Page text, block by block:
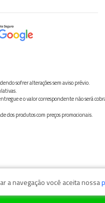
sofrer alterações sem aviso prévio.
e o valor correspondente não será
dos produtos com preços promocionais.
a navegação você aceita nossa